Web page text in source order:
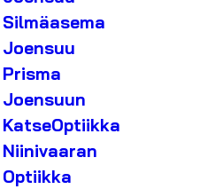
Silmäasema
Joensuu
Prisma
Joensuun
KatseOptiikka
Niinivaaran
Optiikka